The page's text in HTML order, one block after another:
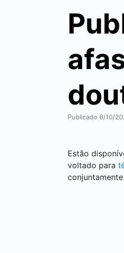
Publicado 6/10/
Estão
voltado para